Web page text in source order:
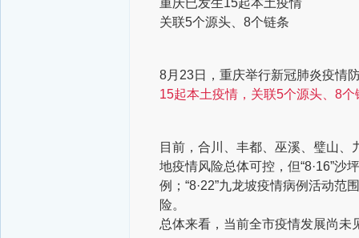
重庆已发生15起本土疫情
关联5个源头、8个链条
8月23日，重庆举行新冠肺炎疫情
15起本土疫情，关联5个源头、8个
目前，合川、丰都、巫溪、璧山
地疫情风险总体可控，但“8·16”
例；“8·22”九龙坡疫情病例活动
险。
总体来看，当前全市疫情发展尚